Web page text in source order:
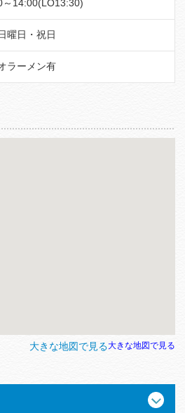
～14:00(LO13:30)
曜日・祝日
ラーメン有
大きな地図で見る
大きな地図で見る